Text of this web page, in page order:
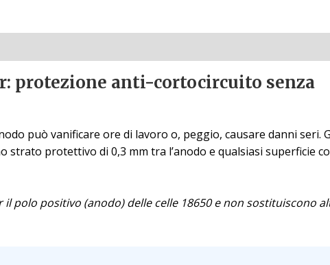
protezione anti-cortocircuito senza
può vanificare ore di lavoro o, peggio, causare danni seri.
strato protettivo di 0,3 mm tra l’anodo e qualsiasi superficie
polo positivo (anodo) delle celle 18650 e non sostituiscono